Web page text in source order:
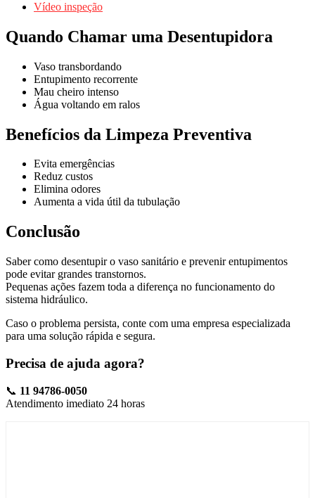
Vídeo inspeção
Quando Chamar uma Desentupidora
Vaso transbordando
Entupimento recorrente
Mau cheiro intenso
Água voltando em ralos
Benefícios da Limpeza Preventiva
Evita emergências
Reduz custos
Elimina odores
Aumenta a vida útil da tubulação
Conclusão
Saber como desentupir o vaso sanitário e prevenir entupimentos
pode evitar grandes transtornos.
Pequenas ações fazem toda a diferença no funcionamento do
sistema hidráulico.
Caso o problema persista, conte com uma empresa especializada
para uma solução rápida e segura.
Precisa de ajuda agora?
📞 11 94786-0050
Atendimento imediato 24 horas